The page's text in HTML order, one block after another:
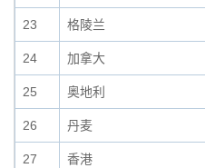
23 格陵兰
24 加拿大
25 奥地利
26 丹麦
27 香港